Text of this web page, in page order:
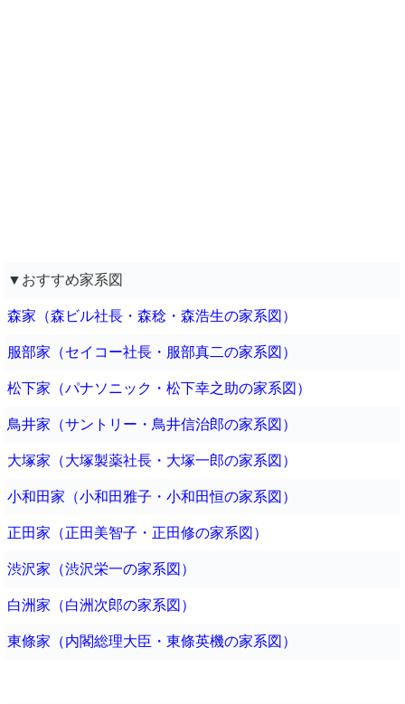
▼おすすめ家系図
森家（森ビル社長・森稔・森浩生の家系図）
服部家（セイコー社長・服部真二の家系図）
松下家（パナソニック・松下幸之助の家系図）
鳥井家（サントリー・鳥井信治郎の家系図）
大塚家（大塚製薬社長・大塚一郎の家系図）
小和田家（小和田雅子・小和田恒の家系図）
正田家（正田美智子・正田修の家系図）
渋沢家（渋沢栄一の家系図）
白洲家（白洲次郎の家系図）
東條家（内閣総理大臣・東條英機の家系図）